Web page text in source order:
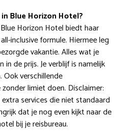
Blue Horizon Hotel?
Horizon Hotel biedt haar
inclusive formule. Hiermee leg
vakantie. Alles wat je
de prijs. Je verblijf is namelijk
Ook verschillende
limiet doen. Disclaimer:
services die niet standaard
dat je nog even kijkt naar de
bij je reisbureau.